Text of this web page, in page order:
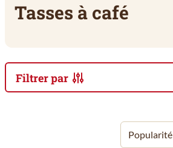
Tasses à café
Filtrer par